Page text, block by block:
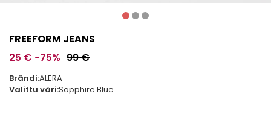
FREEFORM JEANS
25 € −75% 99 €
Brändi:ALERA
Valittu väri:Sapphire Blue